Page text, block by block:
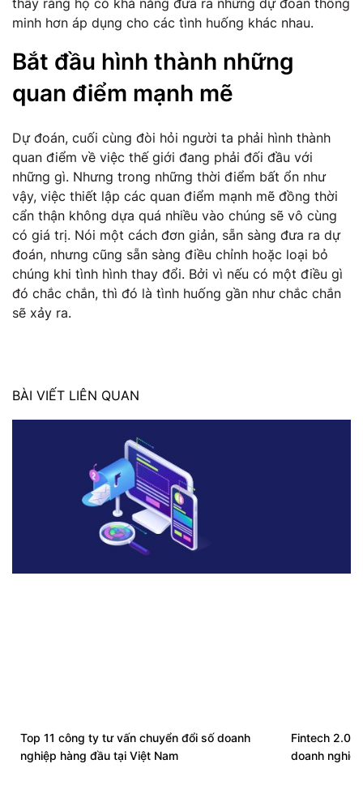
thấy rằng họ có khả năng đưa ra những dự đoán thông
minh hơn áp dụng cho các tình huống khác nhau.
Bắt đầu hình thành những
quan điểm mạnh mẽ
Dự đoán, cuối cùng đòi hỏi người ta phải hình thành
quan điểm về việc thế giới đang phải đối đầu với
những gì. Nhưng trong những thời điểm bất ổn như
vậy, việc thiết lập các quan điểm mạnh mẽ đồng thời
cẩn thận không dựa quá nhiều vào chúng sẽ vô cùng
có giá trị. Nói một cách đơn giản, sẵn sàng đưa ra dự
đoán, nhưng cũng sẵn sàng điều chỉnh hoặc loại bỏ
chúng khi tình hình thay đổi. Bởi vì nếu có một điều gì
đó chắc chắn, thì đó là tình huống gần như chắc chắn
sẽ xảy ra.
BÀI VIẾT LIÊN QUAN
Top 11 công ty tư vấn chuyển đổi số doanh
nghiệp hàng đầu tại Việt Nam
Fintech 2.0:
doanh